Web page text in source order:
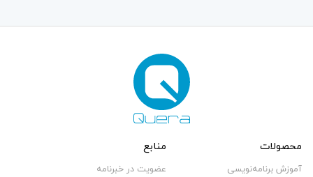
محصولات
آموزش برنامه‌نویسی
منابع
عضویت در خبرنامه